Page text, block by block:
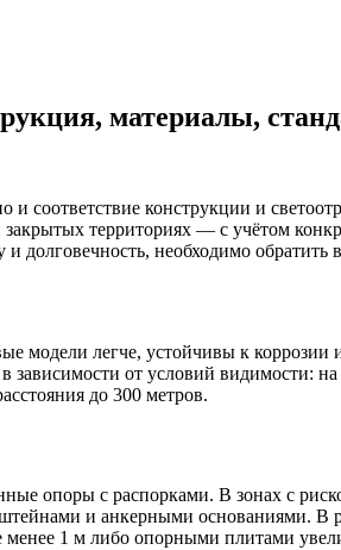
материалы,
соответствие конструкции и
территориях — с учётом
долговечность, необходимо обратить
легче, устойчивы к коррозии
от условий видимости:
до 300 метров.
опоры с распорками. В зонах с
и анкерными основаниями. В
менее 1 м либо опорными плитами